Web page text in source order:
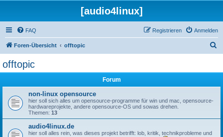
[audio4linux]
FAQ Anmelden
Registrieren
Foren-Übersicht offtopic
offtopic
Forum
non-linux opensource
hier soll sich alles um opensource-programme für win und mac, opensource-
hardwareprojekte, andere opensource-OS und sowas drehen.
Themen: 13
audio4linux.de
hier soll alles rein, was dieses projekt betrifft: lob, kritik, technikprobleme und